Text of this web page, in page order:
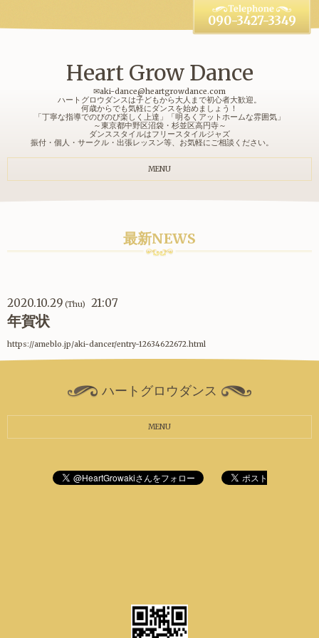
Heart Grow Dance
✉aki-dance@heartgrowdance.com
ハートグロウダンスは子どもから大人まで初心者大歓迎。
何歳からでも気軽にダンスを始めましょう！
「丁寧な指導でのびのび楽しく上達」「明るくアットホームな雰囲気」
～東京都中野区沼袋・杉並区高円寺～
ダンススタイルはフリースタイルジャズ
振付・個人・サークル・出張レッスン等、お気軽にご相談ください。
090-3427-3349
MENU
最新NEWS
2020.10.29 (Thu) 21:07
年賀状
https://ameblo.jp/aki-dancer/entry-12634622672.html
ハートグロウダンス
MENU